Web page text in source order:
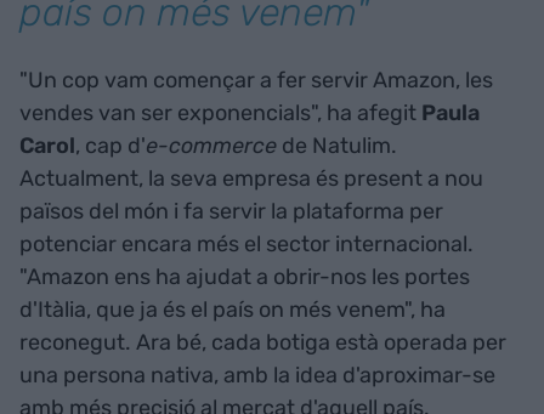
país on més venem"
"Un cop vam començar a fer servir Amazon, les
vendes van ser exponencials", ha afegit Paula
Carol, cap d'e-commerce de Natulim.
Actualment, la seva empresa és present a nou
països del món i fa servir la plataforma per
potenciar encara més el sector internacional.
"Amazon ens ha ajudat a obrir-nos les portes
d'Itàlia, que ja és el país on més venem", ha
reconegut. Ara bé, cada botiga està operada per
una persona nativa, amb la idea d'aproximar-se
amb més precisió al mercat d'aquell país.